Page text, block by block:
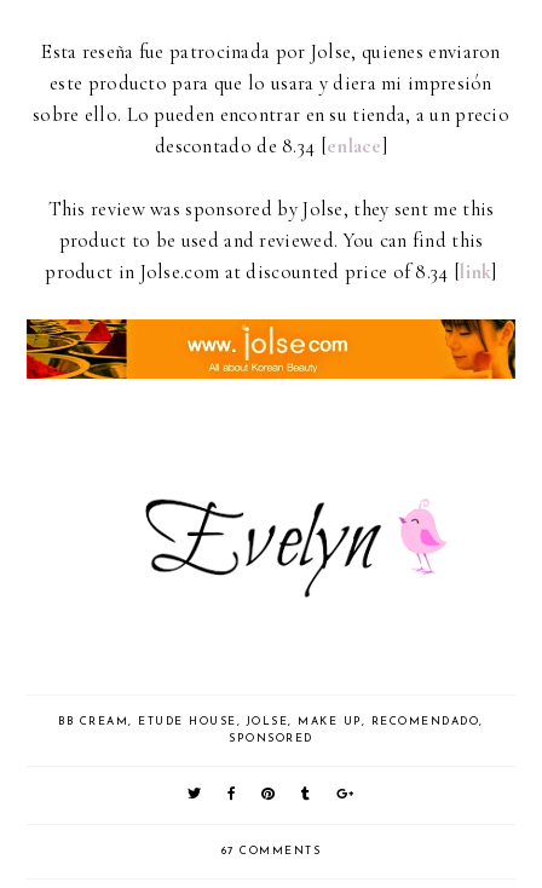
Esta reseña fue patrocinada por Jolse, quienes enviaron
este producto para que lo usara y diera mi impresión
sobre ello. Lo pueden encontrar en su tienda, a un precio
descontado de 8.34 [enlace]
This review was sponsored by Jolse, they sent me this
product to be used and reviewed. You can find this
product in Jolse.com at discounted price of 8.34 [link]
BB CREAM, ETUDE HOUSE , JOLSE, MAKE UP , RECOMENDADO,
SPONSORED
67 COMMENTS